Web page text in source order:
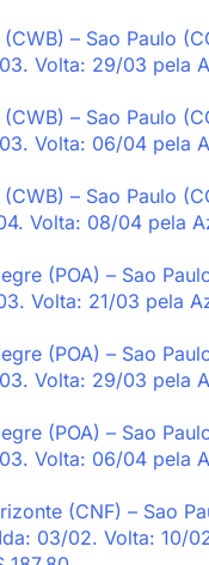
– Sao Paulo
Volta: 29/03 pela
– Sao Paulo
Volta: 06/04 pela
– Sao Paulo
Volta: 08/04 pela
(POA) – Sao
Volta: 21/03 pela
(POA) – Sao
Volta: 29/03 pela
(POA) – Sao
Volta: 06/04 pela
(CNF) – Sao
03/02. Volta: 10/